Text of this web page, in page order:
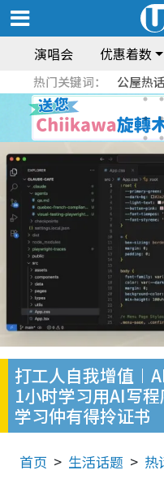
演唱会 优惠着数
热门关键词： 公屋热话
打工人自我增值
1小时学习用AI写
学习仲有得拎证书
首页 生活话题 热